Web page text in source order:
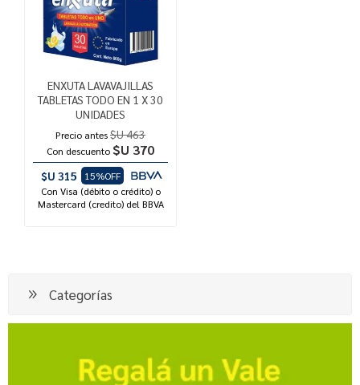
ENXUTA LAVAVAJILLAS
TABLETAS TODO EN 1 X 30
UNIDADES
Precio antes$U 463
Con descuento $U 370
$U 315
15%OFF
Con Visa (débito o crédito) o
Mastercard (credito) del BBVA
Categorías